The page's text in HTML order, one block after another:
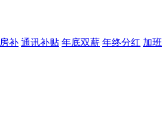
房补 通讯补贴 年底双薪 年终分红 加